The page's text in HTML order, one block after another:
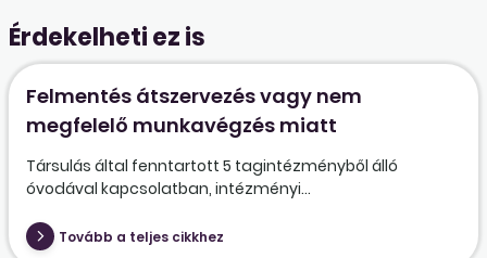
Érdekelheti ez is
Felmentés átszervezés vagy nem
megfelelő munkavégzés miatt
Társulás által fenntartott 5 tagintézményből álló
óvodával kapcsolatban, intézményi...
Tovább a teljes cikkhez